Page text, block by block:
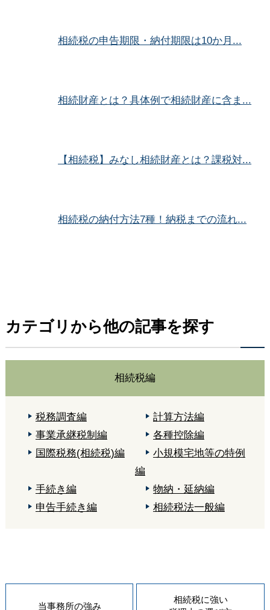
相続税の申告期限・納付期限は10か月...
相続財産とは？具体例で相続財産に含ま...
【相続税】みなし相続財産とは？課税対...
相続税の納付方法7種！納税までの流れ...
カテゴリから他の記事を探す
相続税編
税務調査編
計算方法編
事業承継税制編
各種控除編
国際税務(相続税)編
小規模宅地等の特例
編
手続き編
物納・延納編
申告手続き編
相続税法一般編
当事務所の強み
相続税に強い